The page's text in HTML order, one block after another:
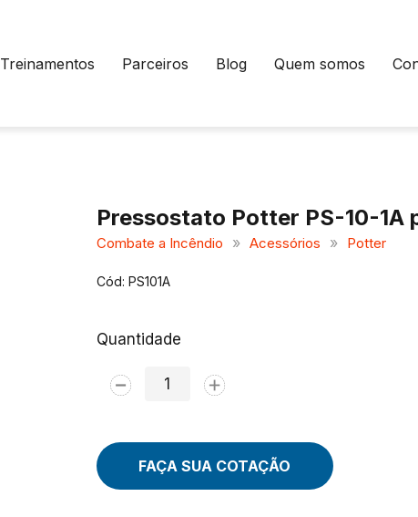
Treinamentos Parceiros Blog Quem somos
Pressostato Potter PS-10-1A
Combate a Incêndio » Acessórios » Potter
Cód: PS101A
Quantidade
FAÇA SUA COTAÇÃO